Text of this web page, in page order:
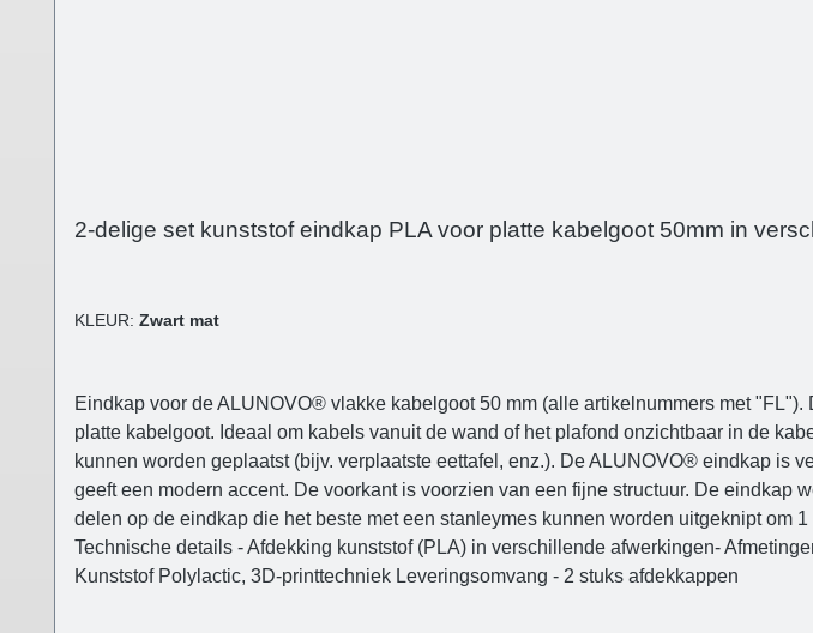
2-delige set kunststof eindkap PLA voor platte kabelgoot 50mm in
KLEUR: Zwart mat
Eindkap voor de ALUNOVO® vlakke kabelgoot 50 mm (alle artikelnummers met
platte kabelgoot. Ideaal om kabels vanuit de wand of het plafond onzichtbaar in de
kunnen worden geplaatst (bijv. verplaatste eettafel, enz.). De ALUNOVO® eindkap
geeft een modern accent. De voorkant is voorzien van een fijne structuur. De
delen op de eindkap die het beste met een stanleymes kunnen worden uitgeknipt om
Technische details - Afdekking kunststof (PLA) in verschillende afwerkingen-
Kunststof Polylactic, 3D-printtechniek Leveringsomvang - 2 stuks afdekkappen